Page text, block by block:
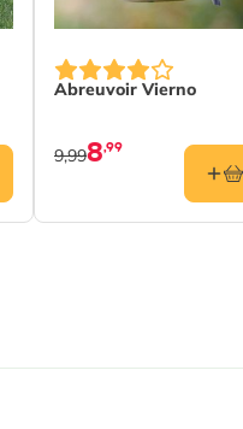
Abreuvoir Vierno
8,99
9,99